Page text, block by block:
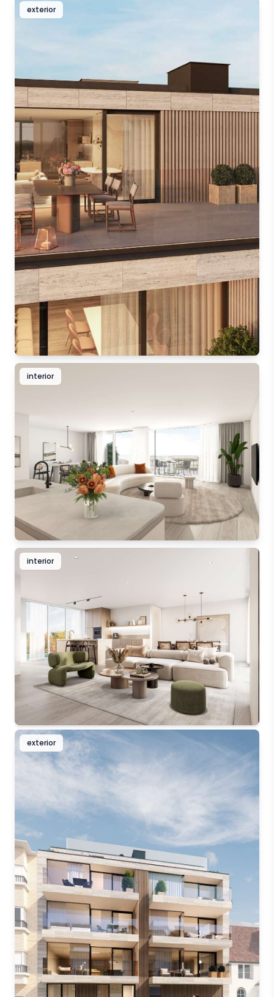
exterior
interior
interior
exterior